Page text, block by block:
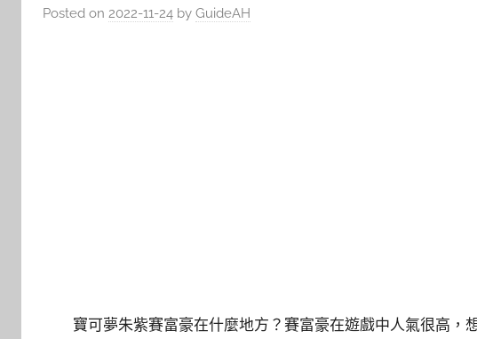
Posted on 2022-11-24 by GuideAH
寶可夢朱紫賽富豪在什麼地方？賽富豪在遊戲中人氣很高，